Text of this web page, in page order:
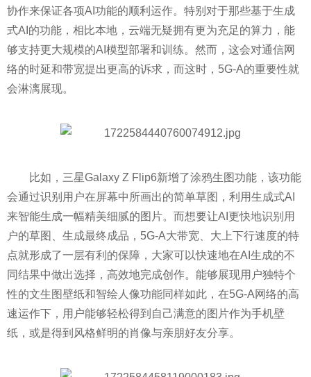
协作来保证各项AI功能的顺利运作。特别对于那些基于生成
式AI的功能，相比本地，云端无疑拥有更为充足的算力，能
够支持更大规模的AI模型部署和训练。然而，这会对通信网
络的时延和带宽提出更高的诉求，而这时，5G-A的重要性就
会淋漓展现。
比如，三星Galaxy Z Flip6新增了涂鸦生图功能，该功能
会通过识别用户在屏幕中所画出的简单草图，利用生成式AI
来智能生成一幅精美细腻的图片。而想要让AI更快地识别用
户的草图、生成最终成品，5G-A大带宽、大上下行速度的特
点就形成了一层有利的保障，大家可以快速地在AI生成的不
同结果中做出选择，高效地完成创作。能够展现用户独特个
性的文生图壁纸和智绘人像功能同样如此，在5G-A网络的高
速运作下，用户能够轻松得到自己满意的图片作为手机壁
纸，或是得到风格鲜明的肖像与亲朋好友分享。